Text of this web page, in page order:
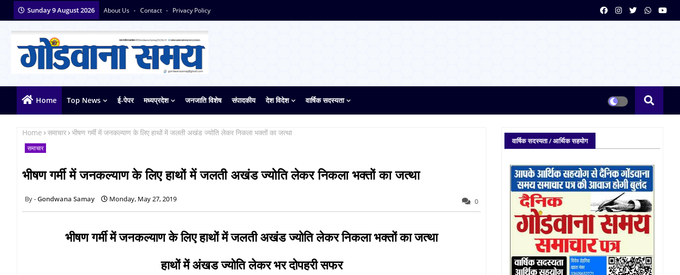
Sunday 9 August 2026 About Us Contact Privacy Policy
Home Top News ई-पेपर मध्यप्रदेश जनजाति विशेष संपादकीय देश विदेश वार्षिक सदस्यता
Home समाचार भीषण गर्मी में जनकल्याण के लिए हाथों में जलती अखंड ज्योति लेकर निकला भक्तों का जत्था
समाचार
भीषण गर्मी में जनकल्याण के लिए हाथों में जलती अखंड ज्योति लेकर निकला भक्तों का जत्था
Gondwana Samay Monday, May 27, 2019 0
भीषण गर्मी में जनकल्याण के लिए हाथों में जलती अखंड ज्योति लेकर निकला भक्तों का जत्था
हाथों में अंखड ज्योति लेकर भर दोपहरी सफर
वार्षिक सदस्यता / आर्थिक सहयोग